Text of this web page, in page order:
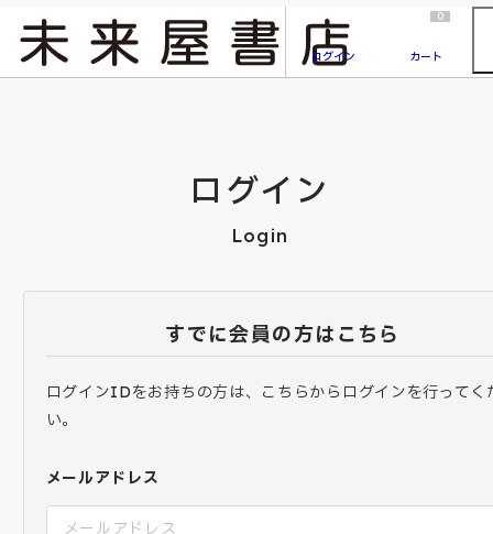
『ONE PIECE magazine 021 ONE PIECEカード付き同梱版』発売延期のご案内
ログイン
0
カート
ログイン
Login
すでに会員の方はこちら
ログインIDをお持ちの方は、こちらからログインを行ってく
い。
メールアドレス